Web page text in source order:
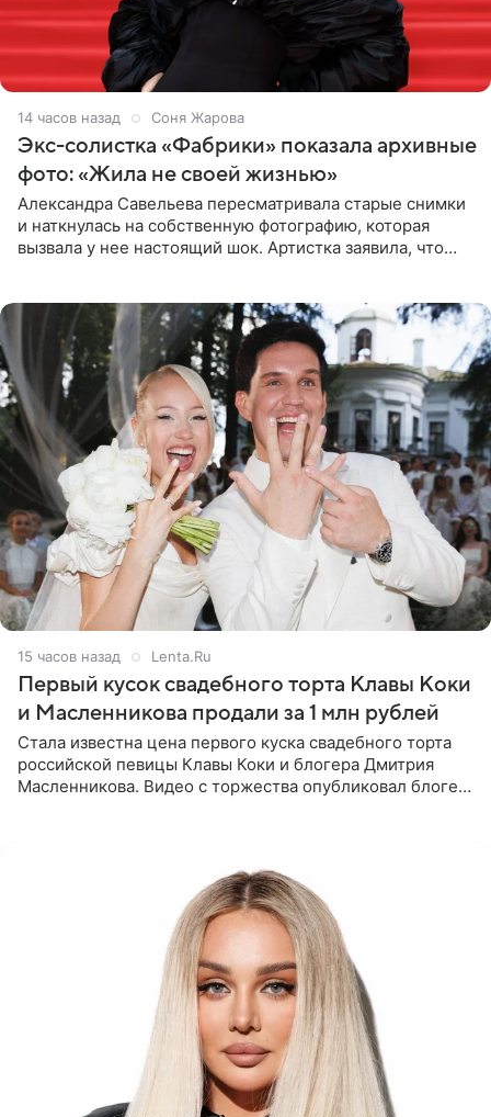
14 часов назад Соня Жарова
Экс-солистка «Фабрики» показала архивные
фото: «Жила не своей жизнью»
Александра Савельева пересматривала старые снимки
и наткнулась на собственную фотографию, которая
вызвала у нее настоящий шок. Артистка заявила, что
15 часов назад Lenta.Ru
Первый кусок свадебного торта Клавы Коки
и Масленникова продали за 1 млн рублей
Стала известна цена первого куска свадебного торта
российской певицы Клавы Коки и блогера Дмитрия
Масленникова. Видео с торжества опубликовал блогер